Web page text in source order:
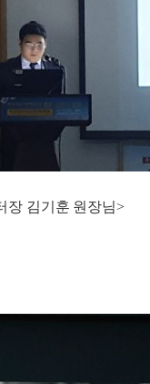
장 김기훈 원장님>